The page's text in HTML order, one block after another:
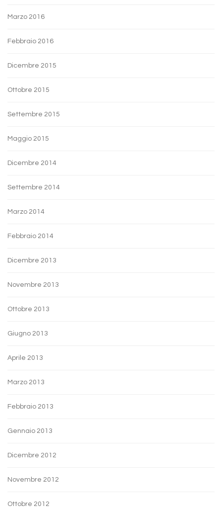
Marzo 2016
Febbraio 2016
Dicembre 2015
Ottobre 2015
Settembre 2015
Maggio 2015
Dicembre 2014
Settembre 2014
Marzo 2014
Febbraio 2014
Dicembre 2013
Novembre 2013
Ottobre 2013
Giugno 2013
Aprile 2013
Marzo 2013
Febbraio 2013
Gennaio 2013
Dicembre 2012
Novembre 2012
Ottobre 2012